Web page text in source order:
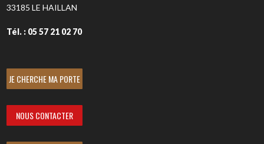
33185LE HAILLAN
Tél. : 05 57 21 02 70
JE CHERCHE MA PORTE
NOUS CONTACTER